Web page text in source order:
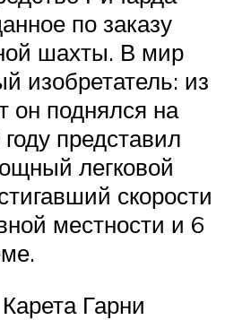
по заказу
шахты. В мир
изобретатель: из
он поднялся на
представил
легковой
скорости
местности и 6
Гарни